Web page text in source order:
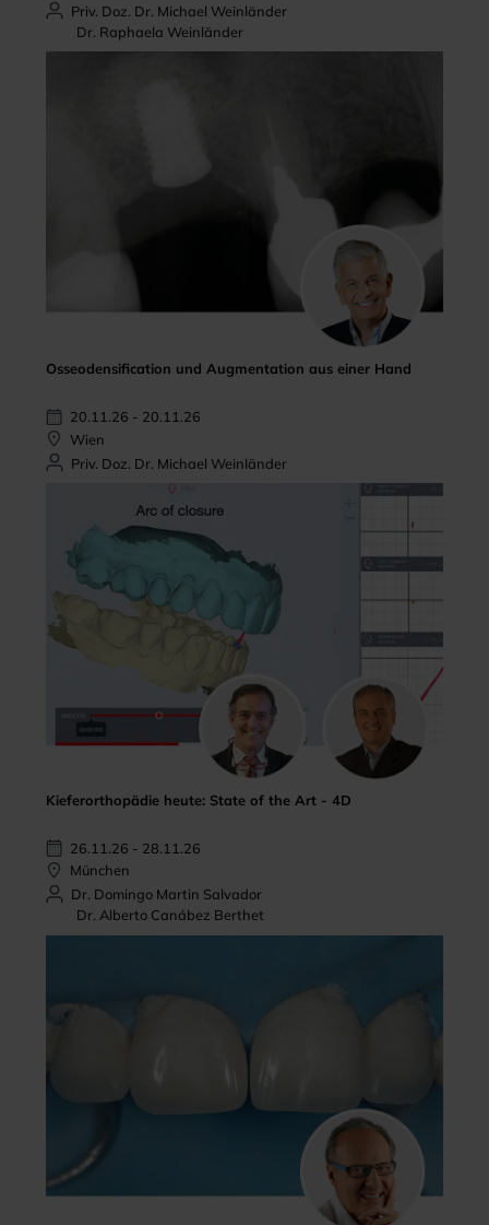
Priv. Doz. Dr. Michael Weinländer
Dr. Raphaela Weinländer
Osseodensification und Augmentation aus einer Hand
20.11.26 - 20.11.26
Wien
Priv. Doz. Dr. Michael Weinländer
Kieferorthopädie heute: State of the Art - 4D
26.11.26 - 28.11.26
München
Dr. Domingo Martin Salvador
Dr. Alberto Canábez Berthet